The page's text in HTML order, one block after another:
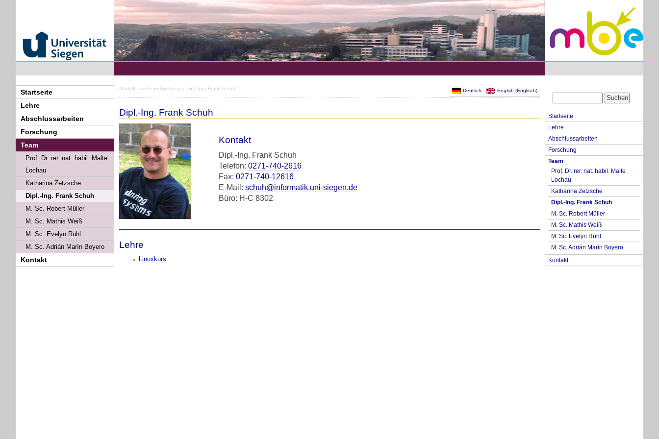
Startseite
Lehre
Abschlussarbeiten
Forschung
Team
Prof. Dr. rer. nat. habil. Malte
Lochau
Katharina Zetzsche
Dipl.-Ing. Frank Schuh
M. Sc. Robert Müller
M. Sc. Mathis Weiß
M. Sc. Evelyn Rühl
M. Sc. Adrián Marín Boyero
Kontakt
Modellbasierte Entwicklung » Dipl.-Ing. Frank Schuh Deutsch English (Englisch)
Dipl.-Ing. Frank Schuh
Kontakt
Dipl.-Ing. Frank Schuh
Telefon: 0271-740-2616
Fax: 0271-740-12616
E-Mail: schuh@informatik.uni-siegen.de
Büro: H-C 8302
Lehre
Linuxkurs
Startseite
Lehre
Abschlussarbeiten
Forschung
Team
Prof. Dr. rer. nat. habil. Malte
Lochau
Katharina Zetzsche
Dipl.-Ing. Frank Schuh
M. Sc. Robert Müller
M. Sc. Mathis Weiß
M. Sc. Evelyn Rühl
M. Sc. Adrián Marín Boyero
Kontakt